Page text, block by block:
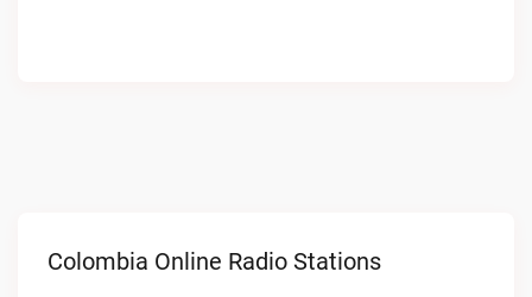
Colombia Online Radio Stations